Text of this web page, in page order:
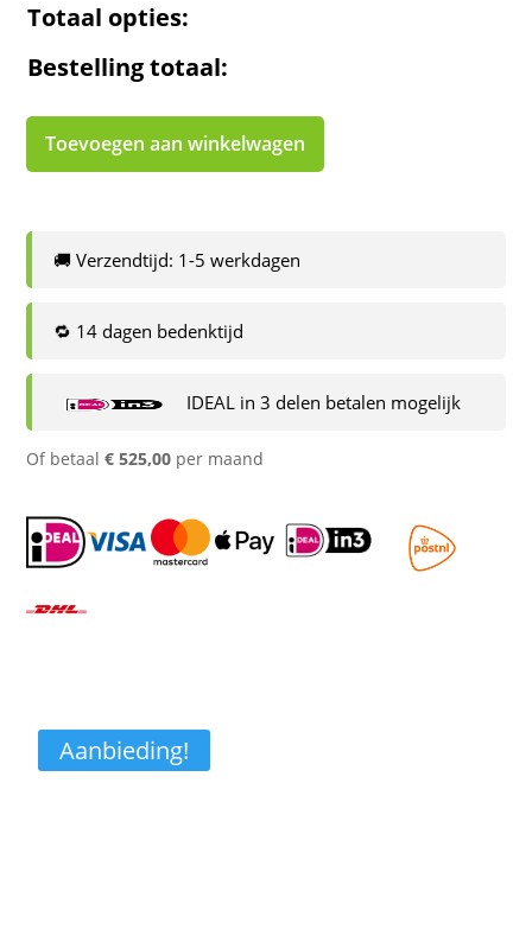
Aanbieding!
Totaal opties:
Bestelling totaal:
Toevoegen aan winkelwagen
🚚 Verzendtijd: 1-5 werkdagen
🔁 14 dagen bedenktijd
IDEAL in 3 delen betalen mogelijk
Of betaal€ 525,00 per maand